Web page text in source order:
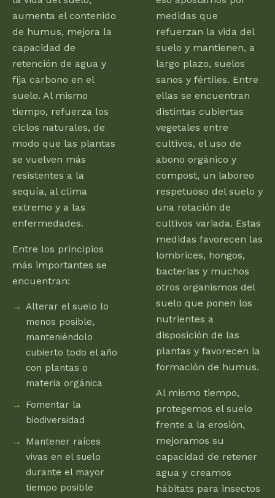
aumenta el contenido
de humus, mejora la
capacidad de
retención de agua y
fija carbono en el
suelo. Al mismo
tiempo, refuerza los
ciclos naturales, de
modo que las plantas
se vuelven más
resistentes a la
sequía, al clima
extremo y a las
enfermedades.
Entre los principios
más importantes se
encuentran:
Alterar el suelo lo
menos posible,
manteniéndolo
cubierto todo el año
con plantas o
materia orgánica
Fomentar la
biodiversidad
Mantener raíces
vivas en el suelo
durante el mayor
tiempo posible
medidas que
refuerzan la vida del
suelo y mantienen, a
largo plazo, suelos
sanos y fértiles. Entre
ellas se encuentran
distintas cubiertas
vegetales entre
cultivos, el uso de
abono orgánico y
compost, un laboreo
respetuoso del suelo y
una rotación de
cultivos variada. Estas
medidas favorecen las
lombrices, hongos,
bacterias y muchos
otros organismos del
suelo que ponen los
nutrientes a
disposición de las
plantas y favorecen la
formación de humus.
Al mismo tiempo,
protegemos el suelo
frente a la erosión,
mejoramos su
capacidad de retener
agua y creamos
hábitats para insectos